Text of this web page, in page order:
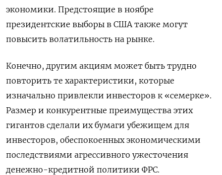
экономики. Предстоящие в ноябре
президентские выборы в США также могут
повысить волатильность на рынке.
Конечно, другим акциям может быть трудно
повторить те характеристики, которые
изначально привлекли инвесторов к «семерке».
Размер и конкурентные преимущества этих
гигантов сделали их бумаги убежищем для
инвесторов, обеспокоенных экономическими
последствиями агрессивного ужесточения
денежно-кредитной политики ФРС.